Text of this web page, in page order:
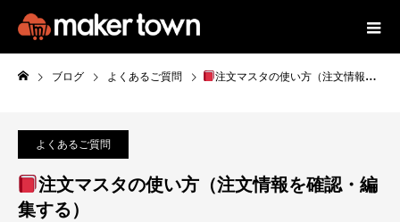
ブログ よくあるご質問 注文マスタの使い方（注文情報を確認・編集する）
よくあるご質問
注文マスタの使い方（注文情報を確認・編
集する）